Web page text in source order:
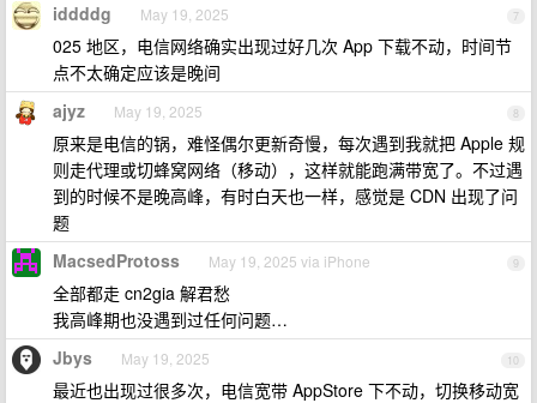
7
iddddg May 19, 2025
025 地区，电信网络确实出现过好几次 App 下载不动，时间节
点不太确定应该是晚间
8
ajyz May 19, 2025
原来是电信的锅，难怪偶尔更新奇慢，每次遇到我就把 Apple 规
则走代理或切蜂窝网络（移动），这样就能跑满带宽了。不过遇
到的时候不是晚高峰，有时白天也一样，感觉是 CDN 出现了问
题
9
MacsedProtoss May 19, 2025 via iPhone
全部都走 cn2gia 解君愁
我高峰期也没遇到过任何问题…
10
Jbys May 19, 2025
最近也出现过很多次，电信宽带 AppStore 下不动，切换移动宽